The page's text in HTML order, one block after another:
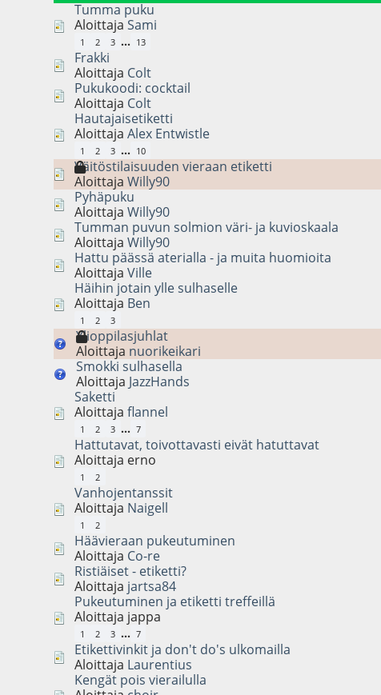
Tumma puku
AloittajaSami
1 2 3 ... 13
Frakki
Aloittaja Colt
Pukukoodi: cocktail
Aloittaja Colt
Hautajaisetiketti
AloittajaAlex Entwistle
1 2 3 ... 10
Väitöstilaisuuden vieraan etiketti
AloittajaWilly90
Pyhäpuku
AloittajaWilly90
Tumman puvun solmion väri- ja kuvioskaala
AloittajaWilly90
Hattu päässä aterialla - ja muita huomioita
AloittajaVille
Häihin jotain ylle sulhaselle
Aloittaja Ben
1 2 3
Ylioppilasjuhlat
Aloittaja nuorikeikari
Smokki sulhasella
Aloittaja JazzHands
Saketti
Aloittajaflannel
1 2 3 ... 7
Hattutavat, toivottavasti eivät hatuttavat
Aloittaja erno
1 2
Vanhojentanssit
Aloittaja Naigell
1 2
Häävieraan pukeutuminen
Aloittaja Co-re
Ristiäiset - etiketti?
Aloittaja jartsa84
Pukeutuminen ja etiketti treffeillä
Aloittaja jappa
1 2 3 ... 7
Etikettivinkit ja don't do's ulkomailla
Aloittaja Laurentius
Kengät pois vierailulla